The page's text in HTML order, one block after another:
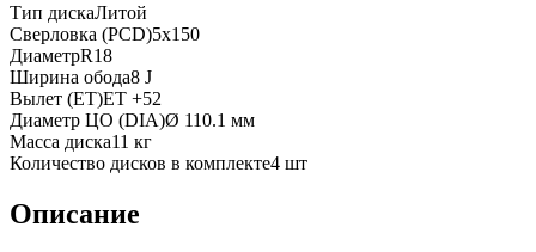
Тип дискаЛитой
Сверловка (PCD)5x150
ДиаметрR18
Ширина обода8 J
Вылет (ET)ET +52
Диаметр ЦО (DIA)Ø 110.1 мм
Масса диска11 кг
Количество дисков в комплекте4 шт
Описание